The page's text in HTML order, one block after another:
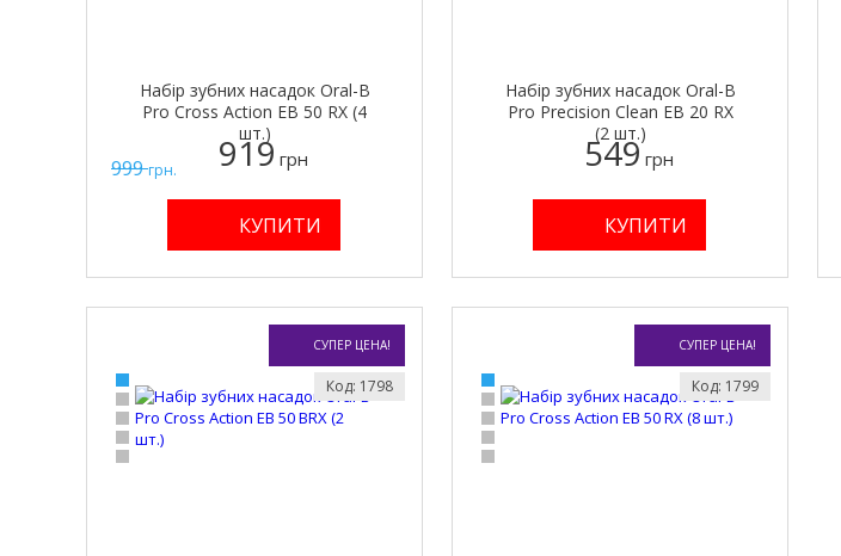
999грн.
Набір зубних насадок Oral-B
Pro Cross Action EB 50 RX (4
шт.)
919 грн
Набір зубних насадок Oral-B
Pro Precision Clean EB 20 RX
(2 шт.)
549 грн
СУПЕР ЦЕНА!
Код: 1798
СУПЕР ЦЕНА!
Код: 1799